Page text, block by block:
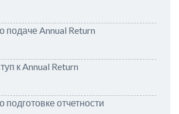
подаче Annual Return
к Annual Return
подготовке отчетности